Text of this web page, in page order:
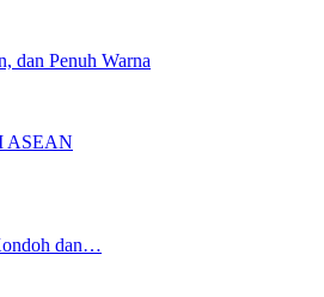
dan Penuh Warna
ASEAN
dan…